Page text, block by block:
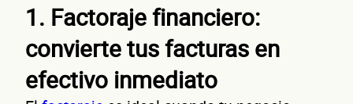
1. Factoraje financiero:
convierte tus facturas en
efectivo inmediato